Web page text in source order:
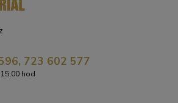
723 602 577
hod